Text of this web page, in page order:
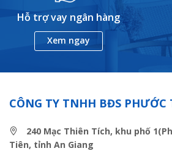
Hỗ trợ vay ngân hàng
Xem ngay
CÔNG TY TNHH BĐS
240 Mạc Thiên Tích, khu phố
Tiên, tỉnh An Giang